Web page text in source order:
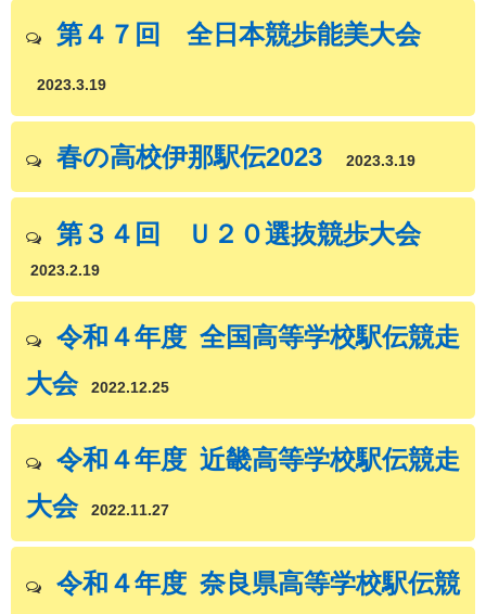
第４７回 全日本競歩能美大会
2023.3.19
春の高校伊那駅伝2023 2023.3.19
第３４回 Ｕ２０選抜競歩大会
2023.2.19
令和４年度 全国高等学校駅伝競走
大会
2022.12.25
令和４年度 近畿高等学校駅伝競走
大会
2022.11.27
令和４年度 奈良県高等学校駅伝競